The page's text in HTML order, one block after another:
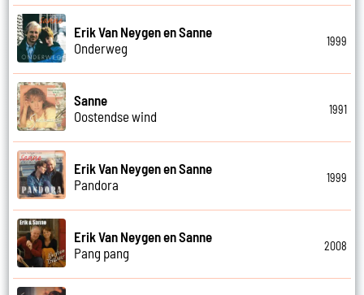
Erik Van Neygen en Sanne
Onderweg
1999
Sanne
Oostendse wind
1991
Erik Van Neygen en Sanne
Pandora
1999
Erik Van Neygen en Sanne
Pang pang
2008